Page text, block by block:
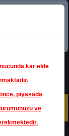
kar elde
piyasada
ve